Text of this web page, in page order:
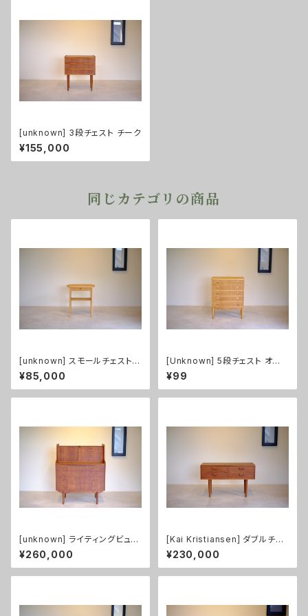
[unknown] 3段チェスト チーク
¥155,000
同じカテゴリの商品
[unknown] スモールチェスト
オーク
¥85,000
[Unknown] 5段チェスト オー
ク
¥99
[unknown] ライティングビュー
ロー チーク
¥260,000
[Kai Kristiansen] ダブルチェ
スト チーク
¥230,000